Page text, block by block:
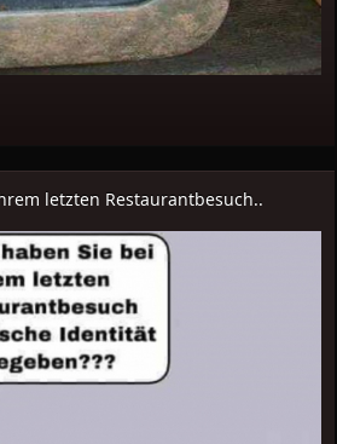
letzten Restaurantbesuch..